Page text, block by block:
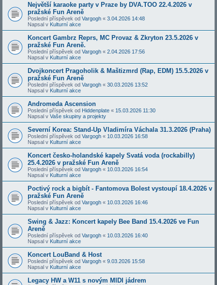
Největší karaoke party v Praze by DVA.TOO 22.4.2026 v
pražské Fun Areně
Poslední příspěvek od Vargogh « 3.04.2026 14:48
Napsal v Kulturní akce
Koncert Gambrz Reprs, MC Provaz & Zkryton 23.5.2026 v
pražské Fun Areně.
Poslední příspěvek od Vargogh « 2.04.2026 17:56
Napsal v Kulturní akce
Dvojkoncert Pragoholik & Maštizmrd (Rap, EDM) 15.5.2026 v
pražské Fun Areně
Poslední příspěvek od Vargogh « 30.03.2026 13:52
Napsal v Kulturní akce
Andromeda Ascension
Poslední příspěvek od Hiddenplate « 15.03.2026 11:30
Napsal v Vaše skupiny a projekty
Severní Korea: Stand-Up Vladimíra Váchala 31.3.2026 (Praha)
Poslední příspěvek od Vargogh « 10.03.2026 16:58
Napsal v Kulturní akce
Koncert česko-holandské kapely Svatá voda (rockabilly)
25.4.2026 v pražské Fun Areně
Poslední příspěvek od Vargogh « 10.03.2026 16:54
Napsal v Kulturní akce
Poctivý rock a bigbít - Fantomova Bolest vystoupí 18.4.2026 v
pražské Fun Areně
Poslední příspěvek od Vargogh « 10.03.2026 16:46
Napsal v Kulturní akce
Swing & Jazz: Koncert kapely Bee Band 15.4.2026 ve Fun
Areně
Poslední příspěvek od Vargogh « 10.03.2026 16:40
Napsal v Kulturní akce
Koncert LouBand & Host
Poslední příspěvek od Vargogh « 9.03.2026 15:58
Napsal v Kulturní akce
Legacy HW a W11 s novým MIDI jádrem